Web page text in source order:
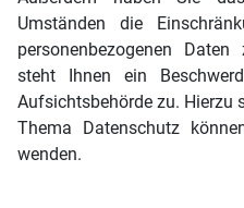
Umständen die
personenbezogenen
steht Ihnen ein
Aufsichtsbehörde zu. Hierzu
Thema Datenschutz
wenden.